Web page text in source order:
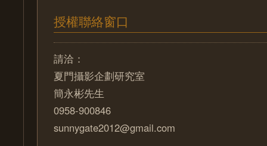
授權聯絡窗口
請洽：
夏門攝影企劃研究室
簡永彬先生
0958-900846
sunnygate2012@gmail.com